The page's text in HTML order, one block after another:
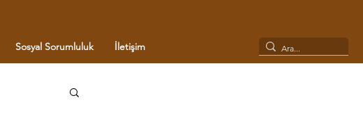
Sosyal Sorumluluk İletişim